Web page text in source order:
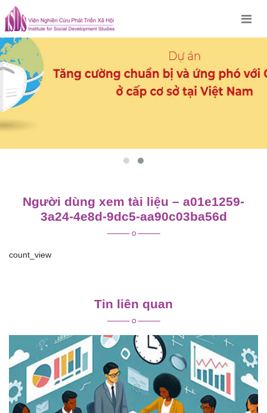
Skip
to
content
Người dùng xem tài liệu – a01e1259-
3a24-4e8d-9dc5-aa90c03ba56d
count_view
viết
Tin liên quan